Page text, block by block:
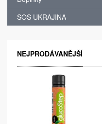
SOS UKRAJINA
NEJPRODÁVANĚJŠÍ